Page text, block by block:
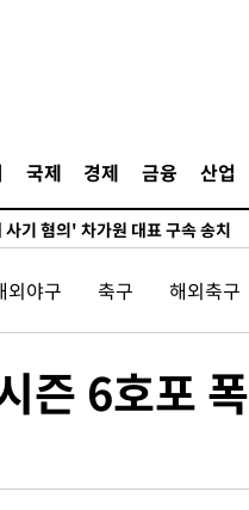
국제 경제 금융 산업
하락 마감…나스닥 0.06%↓
저이전 봐주기 감사' 유병호 구속
기 혐의' 차가원 대표 구속 송치
, HL만도 평택사업장 끼임 사망 관
율 허위 입력' 중앙·서울·경기도
하이닉스 동반 강보합…1%대 상
선 재탈환…1.09% 오른 6365.07
교외에서 미니버스 폭발.. 14명 부
외야구 축구 해외축구
즌 6호포